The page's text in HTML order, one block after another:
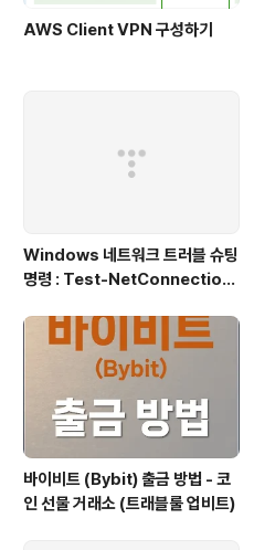
AWS Client VPN 구성하기
Windows 네트워크 트러블 슈팅
명령 : Test-NetConnection
바이비트 (Bybit) 출금 방법 - 코
인 선물 거래소 (트래블룰 업비트)